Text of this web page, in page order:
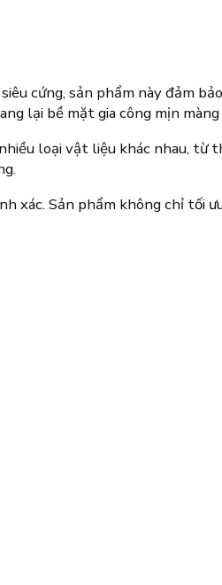
cứng, sản phẩm này đảm
lại bề mặt gia công mịn màng
loại vật liệu khác nhau, từ
xác. Sản phẩm không chỉ tối